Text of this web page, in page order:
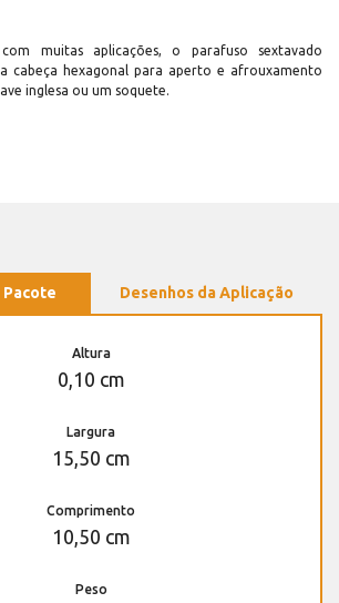
muitas aplicações, o parafuso sextavado
cabeça hexagonal para aperto e afrouxamento
inglesa ou um soquete.
Pacote Desenhos da Aplicação
Altura
0,10 cm
Largura
15,50 cm
Comprimento
10,50 cm
Peso